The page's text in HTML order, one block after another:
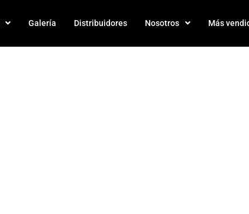
Galería Distribuidores Nosotros Más